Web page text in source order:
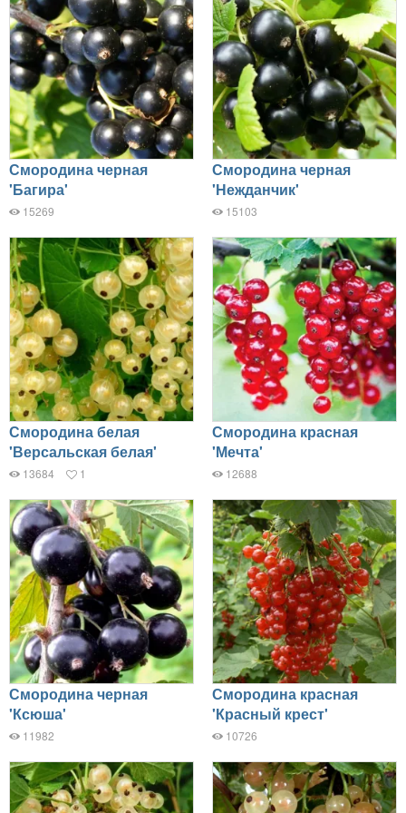
Смородина черная
'Багира'
15269
Смородина черная
'Нежданчик'
15103
Смородина белая
'Версальская белая'
13684 1
Смородина красная
'Мечта'
12688
Смородина черная
'Ксюша'
11982
Смородина красная
'Красный крест'
10726